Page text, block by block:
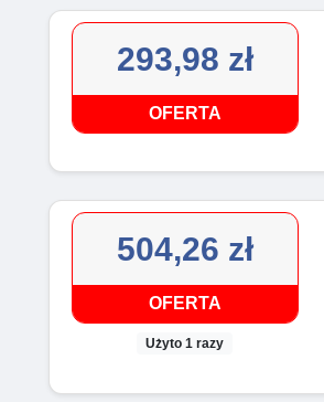
293,98 zł
OFERTA
504,26 zł
OFERTA
Użyto 1 razy